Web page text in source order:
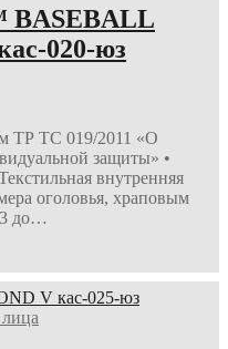
BASEBALL
020-юз
ТР ТС 019/2011 «О
защиты» •
внутренняя
оголовья, храповым
до…